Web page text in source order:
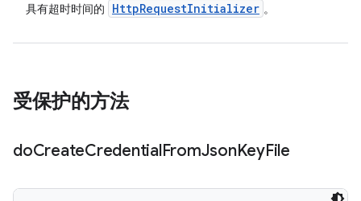
具有超时时间的 HttpRequestInitializer 。
受保护的方法
doCreateCredentialFromJsonKeyFile